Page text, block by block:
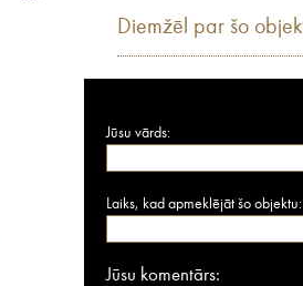
Diemžēl par šo
Jūsu vārds:
Laiks, kad apmeklējāt šo objektu:
Jūsu komentārs: